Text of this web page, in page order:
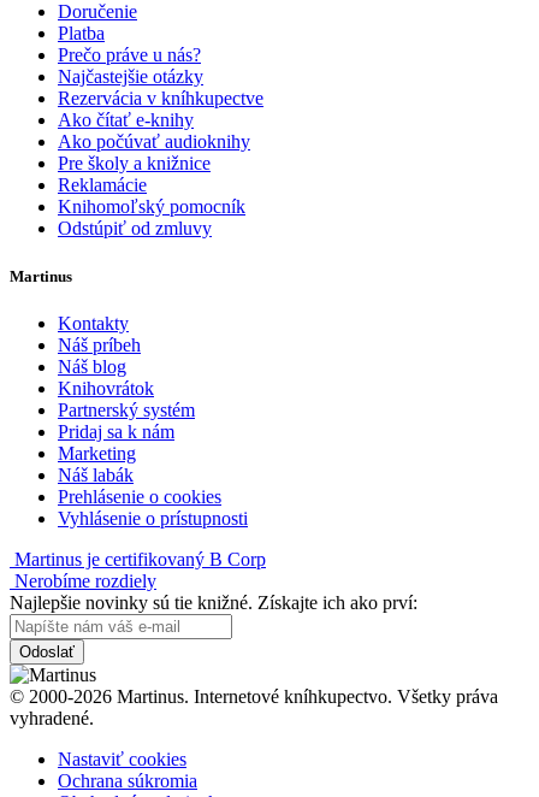
Doručenie
Platba
Prečo práve u nás?
Najčastejšie otázky
Rezervácia v kníhkupectve
Ako čítať e-knihy
Ako počúvať audioknihy
Pre školy a knižnice
Reklamácie
Knihomoľský pomocník
Odstúpiť od zmluvy
Martinus
Kontakty
Náš príbeh
Náš blog
Knihovrátok
Partnerský systém
Pridaj sa k nám
Marketing
Náš labák
Prehlásenie o cookies
Vyhlásenie o prístupnosti
Martinus je certifikovaný B Corp
Nerobíme rozdiely
Najlepšie novinky sú tie knižné. Získajte ich ako prví:
Odoslať
© 2000-2026 Martinus. Internetové kníhkupectvo. Všetky práva
vyhradené.
Nastaviť cookies
Ochrana súkromia